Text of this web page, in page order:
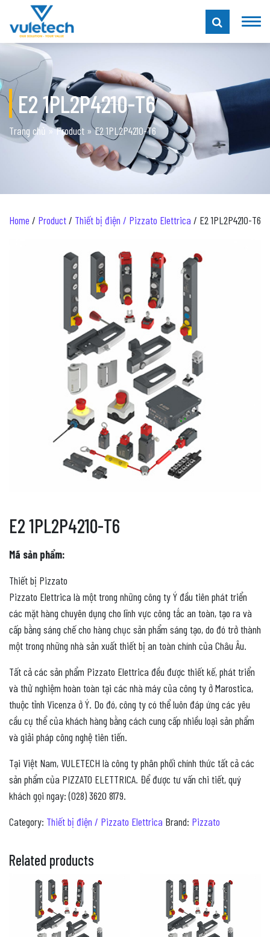
E2 1PL2P4210-T6
Trang chủ »Product »E2 1PL2P4210-T6
Home / Product/ Thiết bị điện / Pizzato Elettrica / E2 1PL2P4210-T6
E2 1PL2P4210-T6
Mã sản phẩm:
Thiết bị Pizzato
Pizzato Elettrica là một trong những công ty Ý đầu tiên phát triển
các mặt hàng chuyên dụng cho lĩnh vực công tắc an toàn, tạo ra và
cấp bằng sáng chế cho hàng chục sản phẩm sáng tạo, do đó trở thành
một trong những nhà sản xuất thiết bị an toàn chính của Châu Âu.
Tất cả các sản phẩm Pizzato Elettrica đều được thiết kế, phát triển
và thử nghiệm hoàn toàn tại các nhà máy của công ty ở Marostica,
thuộc tỉnh Vicenza ở Ý. Do đó, công ty có thể luôn đáp ứng các yêu
cầu cụ thể của khách hàng bằng cách cung cấp nhiều loại sản phẩm
và giải pháp công nghệ tiên tiến.
Tại Việt Nam, VULETECH là công ty phân phối chính thức tất cả các
sản phẩm của PIZZATO ELETTRICA. Để được tư vấn chi tiết, quý
khách gọi ngay: (028) 3620 8179.
Category: Thiết bị điện / Pizzato Elettrica Brand: Pizzato
Related products